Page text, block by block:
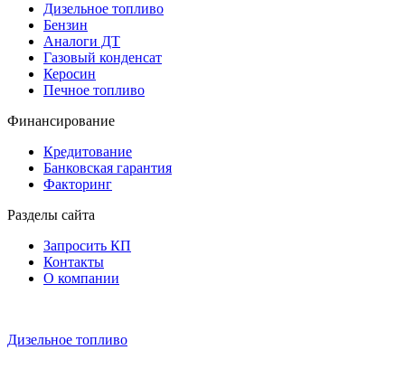
Дизельное топливо
Бензин
Аналоги ДТ
Газовый конденсат
Керосин
Печное топливо
Финансирование
Кредитование
Банковская гарантия
Факторинг
Разделы сайта
Запросить КП
Контакты
О компании
Дизельное топливо